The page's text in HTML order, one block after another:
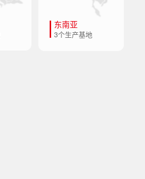
东南亚
3个生产基地